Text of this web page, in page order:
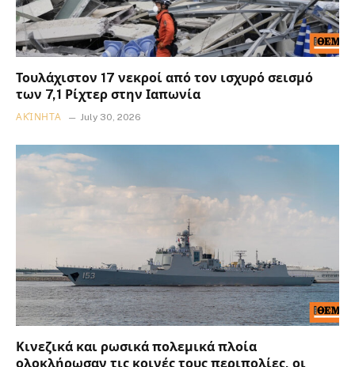
Τουλάχιστον 17 νεκροί από τον ισχυρό σεισμό
των 7,1 Ρίχτερ στην Ιαπωνία
ΑΚΊΝΗΤΑ July 30, 2026
Κινεζικά και ρωσικά πολεμικά πλοία
ολοκλήρωσαν τις κοινές τους περιπολίες, οι